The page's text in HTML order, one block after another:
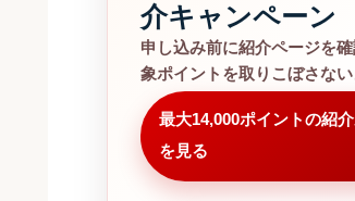
介キャンペーン
申し込み前に紹介ページを
象ポイントを取りこぼさな
最大14,000ポイントの紹
を見る